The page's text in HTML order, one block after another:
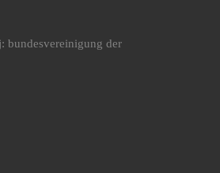
bundesvereinigung der